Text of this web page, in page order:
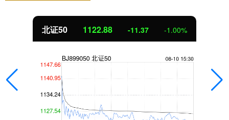
北证50 1122.88 -11.37 -1.00%